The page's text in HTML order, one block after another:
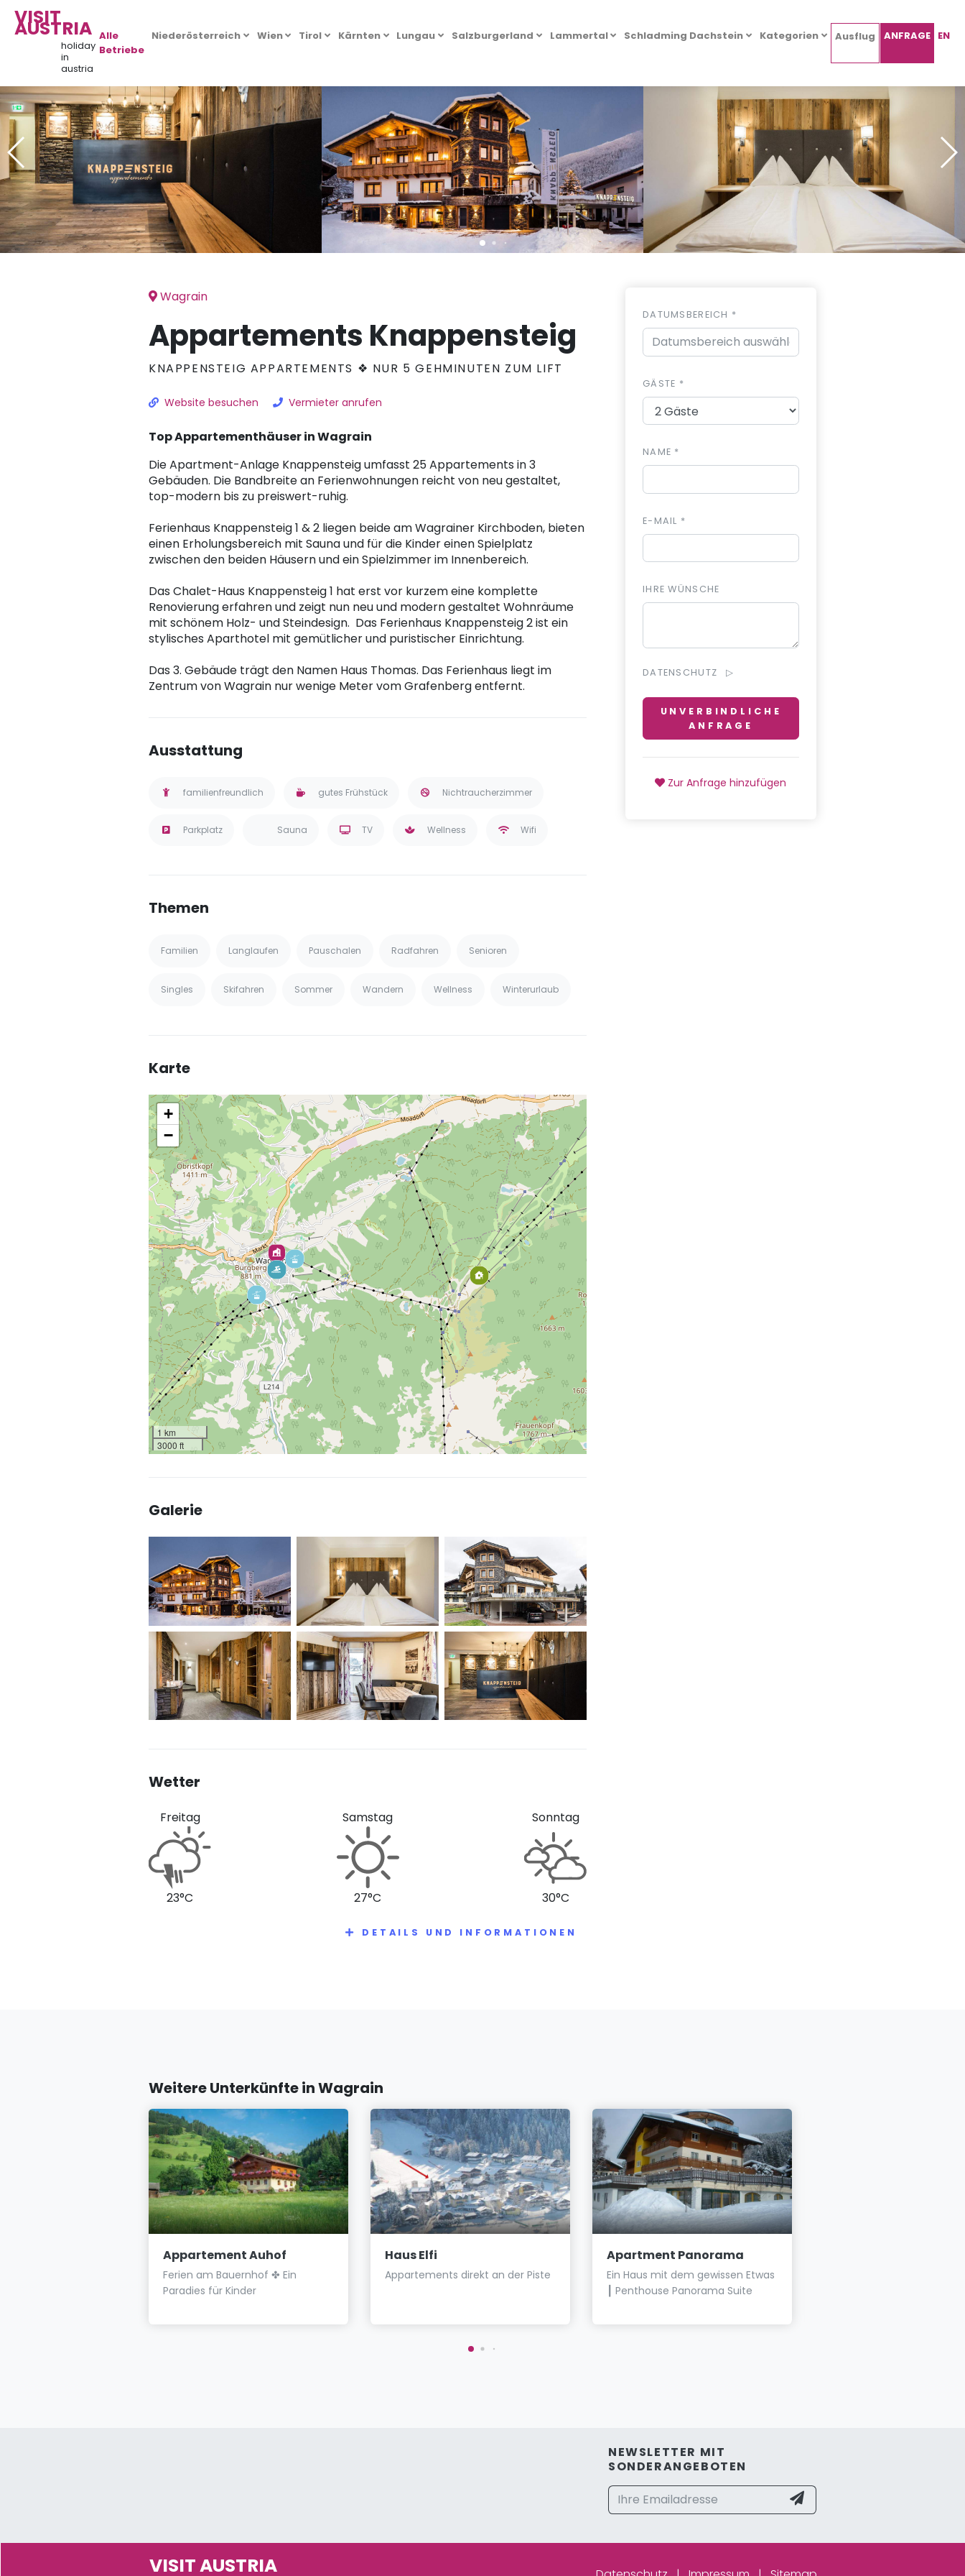
VISIT
AUSTRIA
holiday
in
austria
Alle
Betriebe
Niederösterreich Wien Tirol Kärnten Lungau Salzburgerland Lammertal Schladming Dachstein Kategorien Ausflug ANFRAGE EN
Wagrain
Appartements Knappensteig
KNAPPENSTEIG APPARTEMENTS ❖ NUR 5 GEHMINUTEN ZUM LIFT
Website besuchen Vermieter anrufen
Top Appartementhäuser in Wagrain
Die Apartment-Anlage Knappensteig umfasst 25 Appartements in 3
Gebäuden. Die Bandbreite an Ferienwohnungen reicht von neu gestaltet,
top-modern bis zu preiswert-ruhig.
Ferienhaus Knappensteig 1 & 2 liegen beide am Wagrainer Kirchboden, bieten
einen Erholungsbereich mit Sauna und für die Kinder einen Spielplatz
zwischen den beiden Häusern und ein Spielzimmer im Innenbereich.
Das Chalet-Haus Knappensteig 1 hat erst vor kurzem eine komplette
Renovierung erfahren und zeigt nun neu und modern gestaltet Wohnräume
mit schönem Holz- und Steindesign. Das Ferienhaus Knappensteig 2 ist ein
stylisches Aparthotel mit gemütlicher und puristischer Einrichtung.
Das 3. Gebäude trägt den Namen Haus Thomas. Das Ferienhaus liegt im
Zentrum von Wagrain nur wenige Meter vom Grafenberg entfernt.
Ausstattung
familienfreundlich gutes Frühstück Nichtraucherzimmer
Parkplatz Sauna TV Wellness Wifi
Themen
Familien Langlaufen Pauschalen Radfahren Senioren
Singles Skifahren Sommer Wandern Wellness Winterurlaub
Karte
+
−
1 km
3000 ft
Galerie
Wetter
Freitag
23°C
Samstag
27°C
Sonntag
30°C
DETAILS UND INFORMATIONEN
DATUMSBEREICH *
GÄSTE *
NAME *
E-MAIL *
IHRE WÜNSCHE
DATENSCHUTZ
UNVERBINDLICHE
ANFRAGE
Zur Anfrage hinzufügen
Weitere Unterkünfte in Wagrain
Appartement Auhof
Ferien am Bauernhof ✤ Ein
Paradies für Kinder
Haus Elfi
Appartements direkt an der Piste
Apartment Panorama
Ein Haus mit dem gewissen Etwas
┃ Penthouse Panorama Suite
NEWSLETTER MIT
SONDERANGEBOTEN
VISIT AUSTRIA